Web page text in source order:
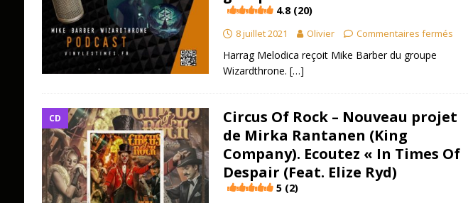
4.8 (20)
8 juillet 2021 Olivier Commentaires fermés
Harrag Melodica reçoit Mike Barber du groupe
Wizardthrone. […]
CD
Circus Of Rock – Nouveau projet
de Mirka Rantanen (King
Company). Ecoutez « In Times Of
Despair (Feat. Elize Ryd)
5 (2)